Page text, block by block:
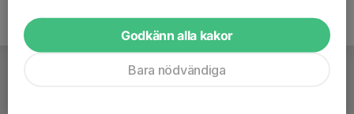
Godkänn alla kakor
Bara nödvändiga